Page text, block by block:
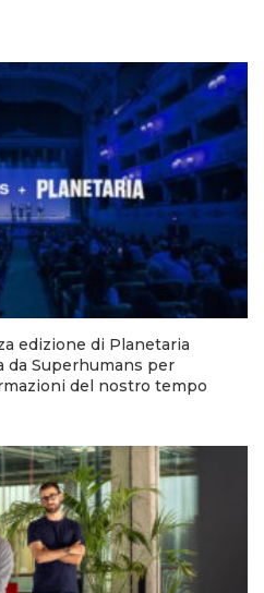
edizione di Planetaria
da Superhumans per
del nostro tempo